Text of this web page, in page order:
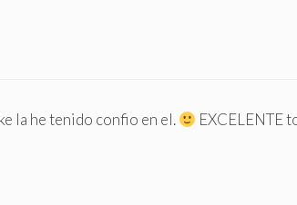
la he tenido confio en el.
EXCELENTE